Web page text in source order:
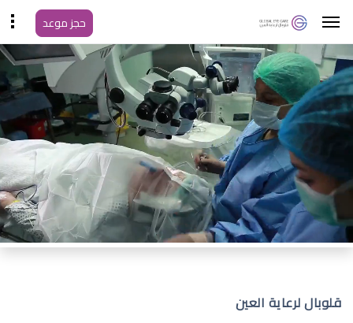
حجز موعد
قلوبال لرعاية العين